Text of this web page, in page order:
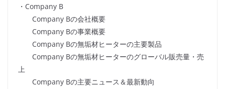
・Company B
Company Bの会社概要
Company Bの事業概要
Company Bの無垢材ヒーターの主要製品
Company Bの無垢材ヒーターのグローバル販売量・売
上
Company Bの主要ニュース＆最新動向